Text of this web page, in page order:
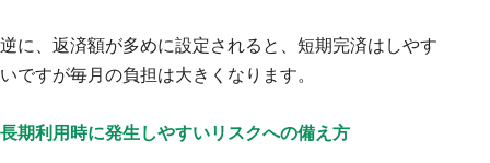
逆に、返済額が多めに設定されると、短期完済はしやす
いですが毎月の負担は大きくなります。
長期利用時に発生しやすいリスクへの備え方